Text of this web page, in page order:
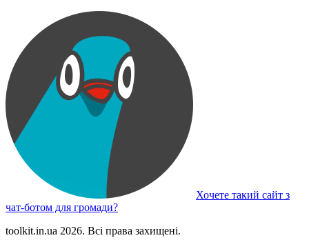
Хочете такий сайт з
чат-ботом для громади?
toolkit.in.ua 2026. Всі права захищені.